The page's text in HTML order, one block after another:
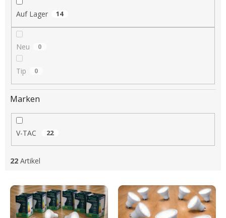
Auf Lager 14
Neu 0
Tip 0
Marken
V-TAC 22
22 Artikel